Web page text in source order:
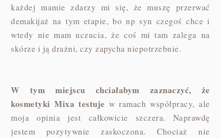
każdej mamie zdarzy mi się, że muszę przerwać
demakijaż na tym etapie, bo np syn czegoś chce i
wtedy nie mam uczucia, że coś mi tam zalega na
skórze i ją drażni, czy zapycha niepotrzebnie.
W tym miejscu chciałabym zaznaczyć, że
kosmetyki Mixa testuje w ramach współpracy, ale
moja opinia jest całkowicie szczera. Naprawdę
jestem pozytywnie zaskoczona. Chociaż nie